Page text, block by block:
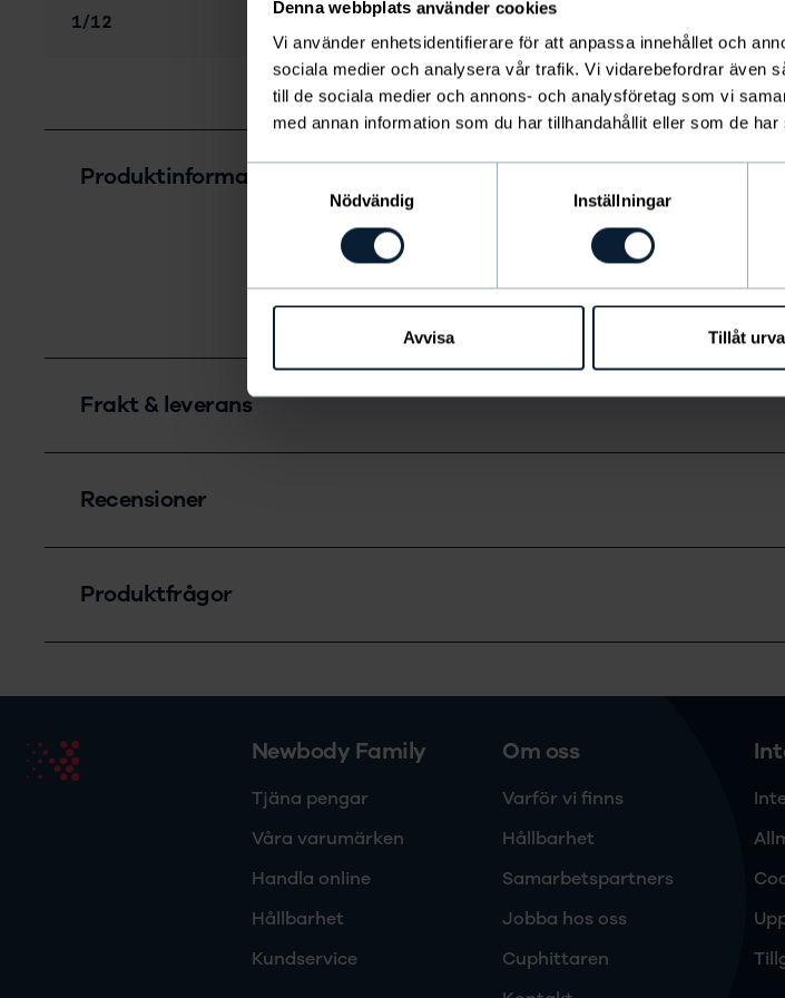
Denna webbplats använder cookies
Vi använder enhetsidentifierare för att anpassa innehållet och
sociala medier och analysera vår trafik. Vi vidarebefordrar även
till de sociala medier och annons- och analysföretag som vi
med annan information som du har tillhandahållit eller som de
Samtyckesval
Nödvändig
Inställningar
Avvisa Tillåt
Bild
1av
/12
Produktinformation
Material:
80% bomull, 19% polyamid, 1% elastan
Tvättråd:
40 grader, ej torktumling
Artikelnummer: 2965 - 33/36, 2966 - 37/40,
Frakt & leverans
Recensioner
Produktfrågor
Newbody Family
Tjäna pengar
Våra varumärken
Handla online
Hållbarhet
Kundservice
Om oss
Varför vi finns
Hållbarhet
Samarbetspartners
Jobba hos oss
Cuphittaren